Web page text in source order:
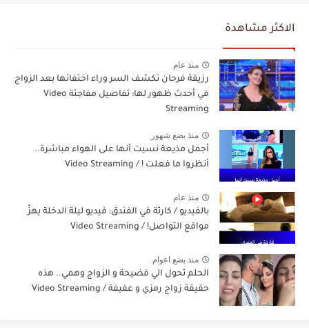
الاكثر مشاهدة
منذ عام
رزيقة فرحان تكشف السر وراء اختفائها بعد الزواج
في أحدث ظهور لها: تفاصيل مفاجئة Video
Streaming
منذ بضع شهور
أجمل مذيعة نسيت أنها على الهواء مباشرة..
أنظروا ما فعلت ! / Video Streaming
منذ عام
بالفيديو / كارثة في الفندق: فيديو ليلة الدخلة يهزّ
مواقع التواصل! / Video Streaming
منذ بضع اعوام
الحلم تحول الي فضيحة و الزواج وهمي.. هذه
حقيقة زواج رمزي و عفيفة / Video Streaming